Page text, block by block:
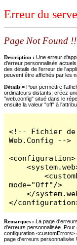
Erreur du
Page Not Found !!
Description : Une erreur
d'erreur personnalisés
des détails de l'erreur de
peuvent être affichés par les
Détails = Pour permettre
ordinateurs distants, créez
"web.config" situé dans le
ensuite la valeur "off" à
<!-- Fichier de
Web.Config -->
<configuration>
    <system.web>
        <customErrors
mode="Off"/>
    </system.web>
</
Remarques : La page
d'erreurs personnalisée. Pour
configuration <customErrors>
page d'erreurs personnalisée !